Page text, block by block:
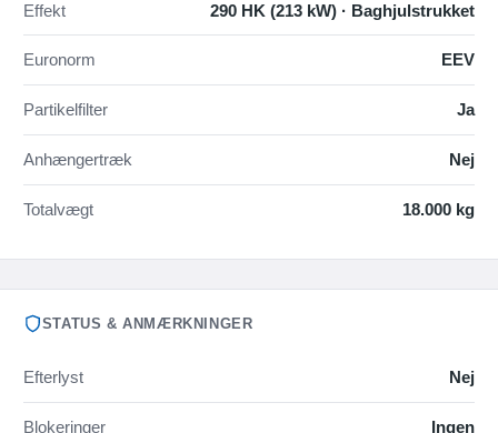
Effekt 290 HK (213 kW) · Baghjulstrukket
Euronorm EEV
Partikelfilter Ja
Anhængertræk Nej
Totalvægt 18.000 kg
STATUS & ANMÆRKNINGER
Efterlyst Nej
Blokeringer Ingen